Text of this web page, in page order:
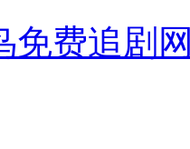
免费追剧网